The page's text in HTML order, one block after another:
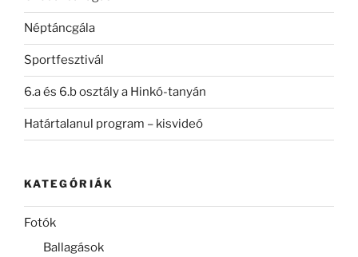
Néptáncgála
Sportfesztivál
6.a és 6.b osztály a Hinkó-tanyán
Határtalanul program – kisvideó
KATEGÓRIÁK
Fotók
Ballagások